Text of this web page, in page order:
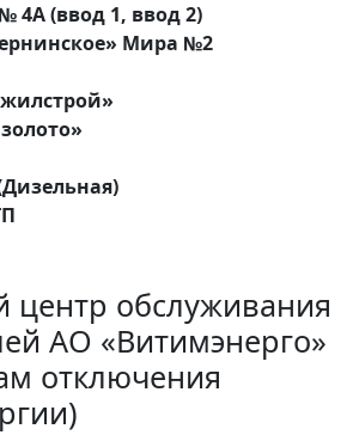
4А (ввод 1, ввод 2)
Мира №2
центр обслуживания
АО «Витимэнерго»
отключения